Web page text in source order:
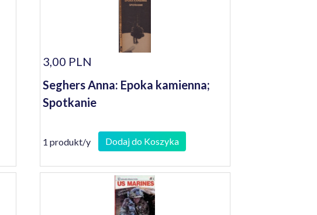
3,00 PLN
Seghers Anna: Epoka kamienna;
Spotkanie
1 produkt/y Dodaj do Koszyka